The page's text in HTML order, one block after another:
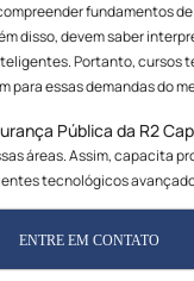
fundamentos
disso, devem saber
Portanto, cursos
para essas demandas do
Pública da R2
áreas. Assim, capacita
tecnológicos
ENTRE EM CONTATO